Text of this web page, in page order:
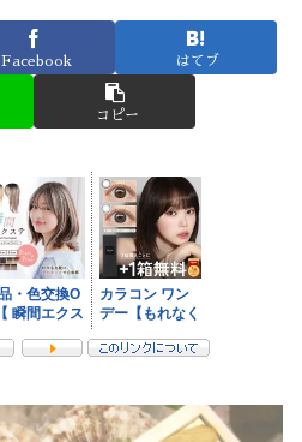
Facebook はてブ
コピー